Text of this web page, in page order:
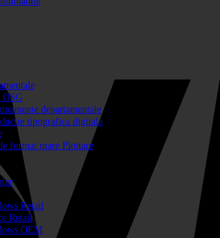
OSG
departamentale
tipografica digitala
format mare Plottare
Retail
Retail
OEM